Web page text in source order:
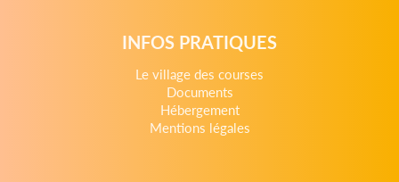
INFOS PRATIQUES
Le village des courses
Documents
Hébergement
Mentions légales